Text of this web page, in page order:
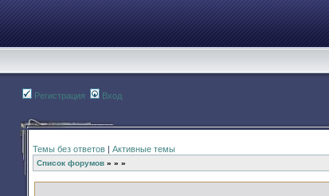
Регистрация Вход
Темы без ответов | Активные темы
Список форумов » » »